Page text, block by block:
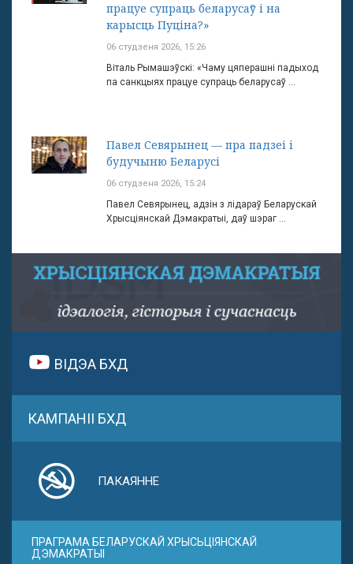
працуе супраць беларусаў і на
карысць Пуціна?»
06 студзеня 2026, 15:26
Віталь Рымашэўскі: «Чаму цяперашні падыход
па санкцыях працуе супраць беларусаў ...
Павел Севярынец — пра падзеі і
будучыню Беларусі
06 студзеня 2026, 15:24
Павел Севярынец, адзін з лідараў Беларускай
Хрысціянскай Дэмакратыі, даў шэраг ...
ВІДЭА БХД
КАМПАНІІ БХД
ПАКАЯННЕ
ПРАГРАМА БЕЛАРУСКАЙ ХРЫСЬЦІЯНСКАЙ
ДЭМАКРАТЫІ